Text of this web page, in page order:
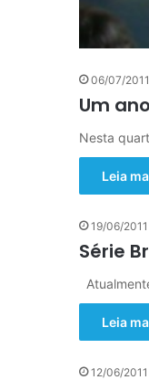
06/07/2011
Um
Nesta
Leia
19/06/2011
Série
Leia
12/06/2011